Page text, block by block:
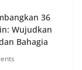
36
Wujudkan
Bahagia